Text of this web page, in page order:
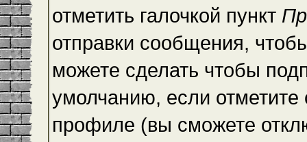
отметить галочкой пункт
отправки сообщения,
можете сделать чтобы
умолчанию, если
профиле (вы сможете